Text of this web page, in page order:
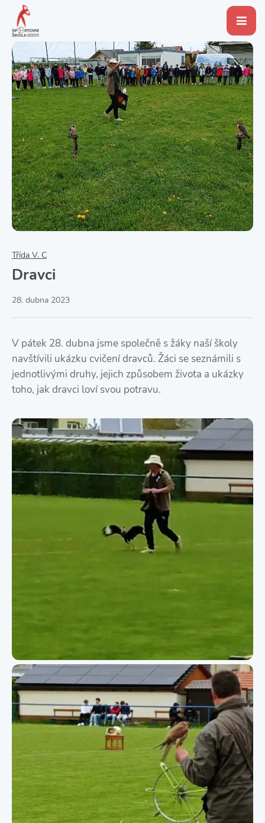
Třída V. C
Dravci
28. dubna 2023
V pátek 28. dubna jsme společně s žáky naší školy
navštívili ukázku cvičení dravců. Žáci se seznámili s
jednotlivými druhy, jejich způsobem života a ukázky
toho, jak dravci loví svou potravu.